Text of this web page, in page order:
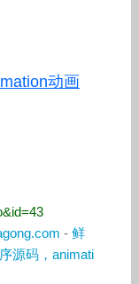
动画
- 鲜
源码，animati